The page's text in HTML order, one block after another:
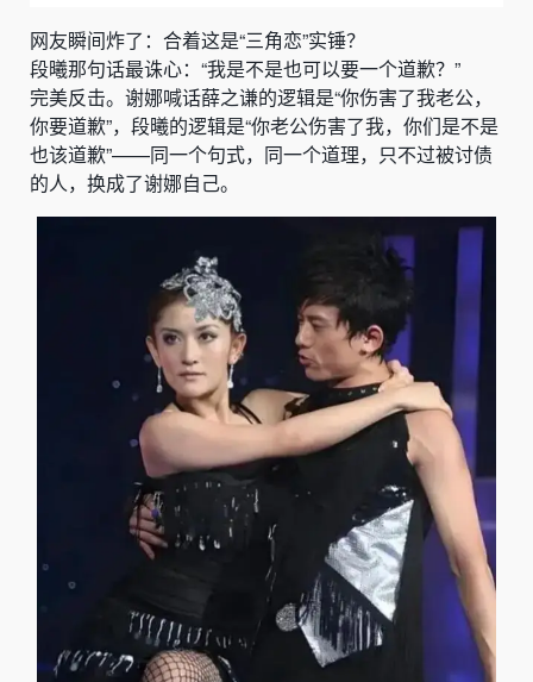
网友瞬间炸了：合着这是“三角恋”实锤？
段曦那句话最诛心：“我是不是也可以要一个道歉？”
完美反击。谢娜喊话薛之谦的逻辑是“你伤害了我老公，
你要道歉”，段曦的逻辑是“你老公伤害了我，你们是不是
也该道歉”——同一个句式，同一个道理，只不过被讨债
的人，换成了谢娜自己。